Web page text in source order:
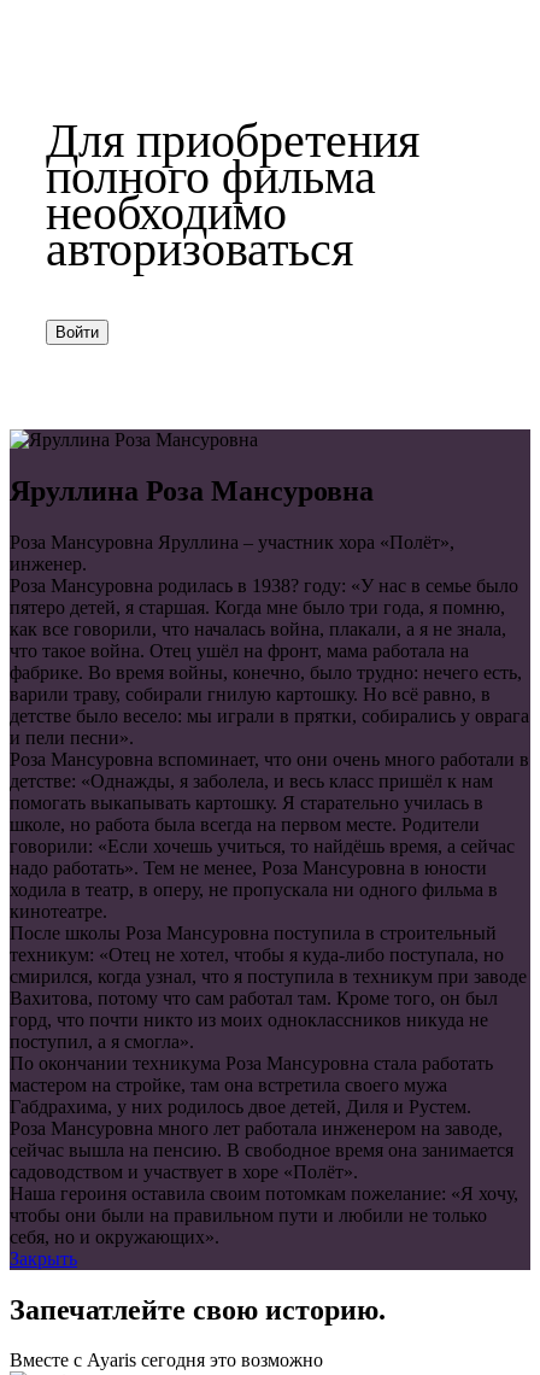
Для приобретения
полного фильма
необходимо
авторизоваться
Войти
Яруллина Роза Мансуровна
Роза Мансуровна Яруллина – участник хора «Полёт»,
инженер.
Роза Мансуровна родилась в 1938? году: «У нас в семье было
пятеро детей, я старшая. Когда мне было три года, я помню,
как все говорили, что началась война, плакали, а я не знала,
что такое война. Отец ушёл на фронт, мама работала на
фабрике. Во время войны, конечно, было трудно: нечего есть,
варили траву, собирали гнилую картошку. Но всё равно, в
детстве было весело: мы играли в прятки, собирались у оврага
и пели песни».
Роза Мансуровна вспоминает, что они очень много работали в
детстве: «Однажды, я заболела, и весь класс пришёл к нам
помогать выкапывать картошку. Я старательно училась в
школе, но работа была всегда на первом месте. Родители
говорили: «Если хочешь учиться, то найдёшь время, а сейчас
надо работать». Тем не менее, Роза Мансуровна в юности
ходила в театр, в оперу, не пропускала ни одного фильма в
кинотеатре.
После школы Роза Мансуровна поступила в строительный
техникум: «Отец не хотел, чтобы я куда-либо поступала, но
смирился, когда узнал, что я поступила в техникум при заводе
Вахитова, потому что сам работал там. Кроме того, он был
горд, что почти никто из моих одноклассников никуда не
поступил, а я смогла».
По окончании техникума Роза Мансуровна стала работать
мастером на стройке, там она встретила своего мужа
Габдрахима, у них родилось двое детей, Диля и Рустем.
Роза Мансуровна много лет работала инженером на заводе,
сейчас вышла на пенсию. В свободное время она занимается
садоводством и участвует в хоре «Полёт».
Наша героиня оставила своим потомкам пожелание: «Я хочу,
чтобы они были на правильном пути и любили не только
себя, но и окружающих».
Закрыть
Запечатлейте свою историю.
Вместе с Ayaris сегодня это возможно